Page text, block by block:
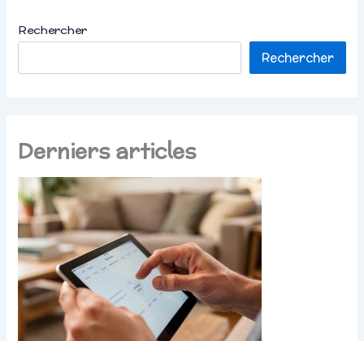
Rechercher
Rechercher
Derniers articles